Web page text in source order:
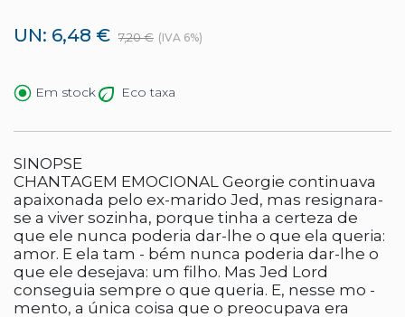
UN: 6,48 € 7,20 € (IVA 6%)
Em stock Eco taxa
SINOPSE
CHANTAGEM EMOCIONAL Georgie continuava
apaixonada pelo ex-marido Jed, mas resignara-
se a viver sozinha, porque tinha a certeza de
que ele nunca poderia dar-lhe o que ela queria:
amor. E ela tam - bém nunca poderia dar-lhe o
que ele desejava: um filho. Mas Jed Lord
conseguia sempre o que queria. E, nesse mo -
mento, a única coisa que o preocupava era